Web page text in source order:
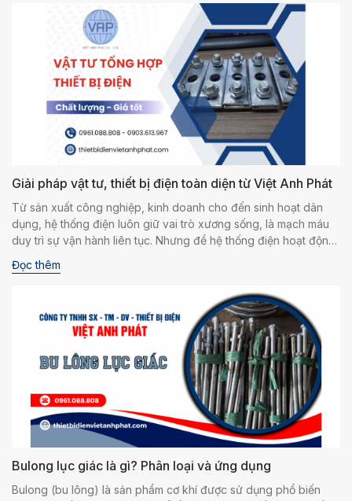
thủ thầm lặng", giúp định hình hệ thống dây cáp một cách khoa
học. Đầu tư đúng vào các thiết bị điện nhỏ nhưng thiết yếu này
chính là bước đi thông minh của mọi nhà quản lý kỹ thuật.
Giải pháp vật tư, thiết bị điện toàn diện từ Việt Anh Phát
Từ sản xuất công nghiệp, kinh doanh cho đến sinh hoạt dân
dụng, hệ thống điện luôn giữ vai trò xương sống, là mạch máu
duy trì sự vận hành liên tục. Nhưng để hệ thống điện hoạt động
chính là chất lượng của vật tư điện, thiết bị điện.
Đọc thêm
Bulong lục giác là gì? Phân loại và ứng dụng
Bulong (bu lông) là sản phẩm cơ khí được sử dụng phổ biến